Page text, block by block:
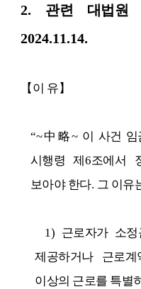
2. 관련 대법원
2024.11.14.
【 이 유 】
“~中略~ 이 사건 임
시행령 제6조에서
보아야 한다. 그 이유
1) 근로자가 소
제공하거나 근로
이상의 근로를 특별